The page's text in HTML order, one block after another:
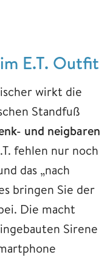
E.T. Outfit
wirkt die
Standfuß
und neigbaren
fehlen nur noch
das „nach
bringen Sie der
Die macht
Sirene